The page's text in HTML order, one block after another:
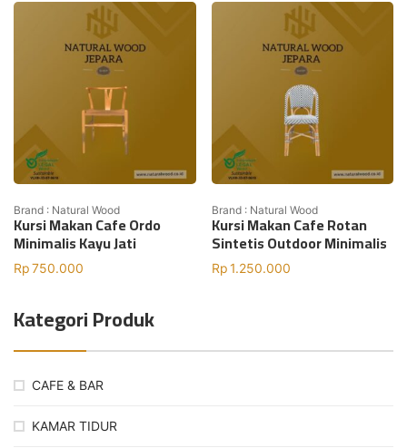
Kategori Produk
CAFE & BAR
KAMAR TIDUR
Brand : Natural Wood
Kursi Makan Cafe Ordo
Minimalis Kayu Jati
Rp750.000
Brand : Natural Wood
Kursi Makan Cafe Rotan
Sintetis Outdoor Minimalis
Rp1.250.000